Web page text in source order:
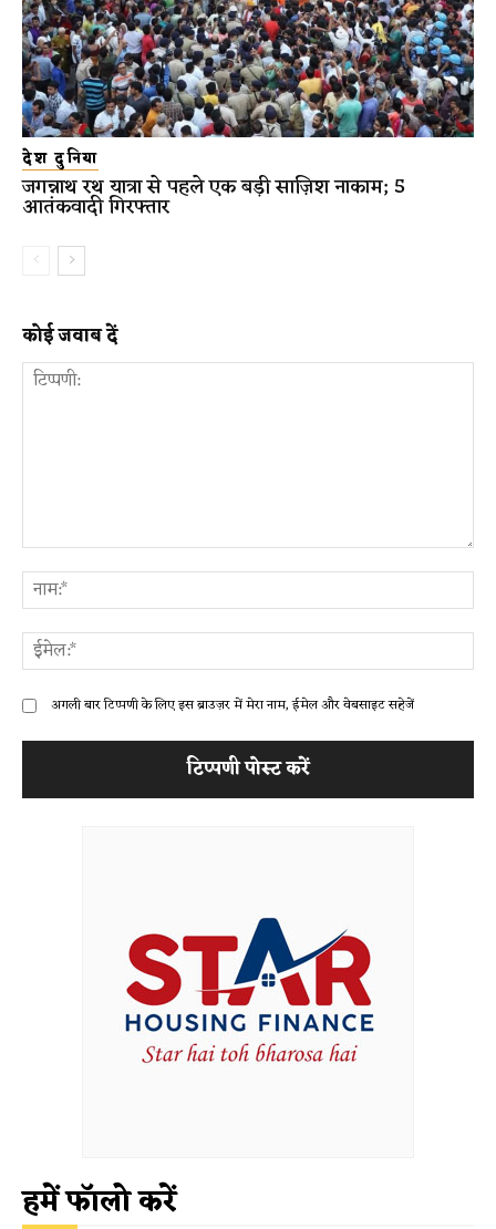
देश दुनिया
जगन्नाथ रथ यात्रा से पहले एक बड़ी साज़िश नाकाम; 5
आतंकवादी गिरफ्तार
कोई जवाब दें
अगली बार टिप्पणी के लिए इस ब्राउज़र में मेरा नाम, ईमेल और वेबसाइट सहेजें
हमें फॉलो करें